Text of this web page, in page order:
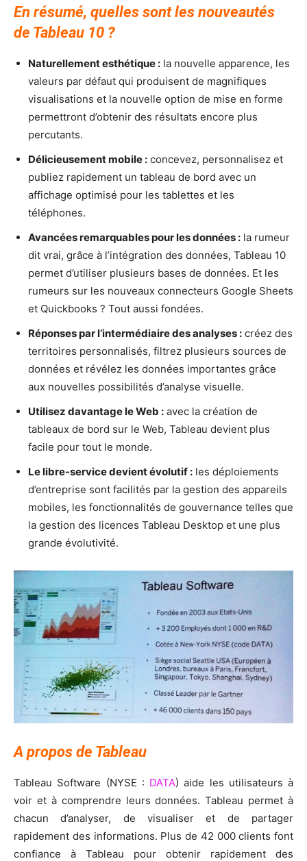
En résumé, quelles sont les nouveautés
de Tableau 10 ?
Naturellement esthétique : la nouvelle apparence, les
valeurs par défaut qui produisent de magnifiques
visualisations et la nouvelle option de mise en forme
permettront d’obtenir des résultats encore plus
percutants.
Délicieusement mobile : concevez, personnalisez et
publiez rapidement un tableau de bord avec un
affichage optimisé pour les tablettes et les
téléphones.
Avancées remarquables pour les données : la rumeur
dit vrai, grâce à l’intégration des données, Tableau 10
permet d’utiliser plusieurs bases de données. Et les
rumeurs sur les nouveaux connecteurs Google Sheets
et Quickbooks ? Tout aussi fondées.
Réponses par l’intermédiaire des analyses : créez des
territoires personnalisés, filtrez plusieurs sources de
données et révélez les données importantes grâce
aux nouvelles possibilités d’analyse visuelle.
Utilisez davantage le Web : avec la création de
tableaux de bord sur le Web, Tableau devient plus
facile pour tout le monde.
Le libre-service devient évolutif : les déploiements
d’entreprise sont facilités par la gestion des appareils
mobiles, les fonctionnalités de gouvernance telles que
la gestion des licences Tableau Desktop et une plus
grande évolutivité.
A propos de Tableau
Tableau Software (NYSE : DATA) aide les utilisateurs à
voir et à comprendre leurs données. Tableau permet à
chacun d’analyser, de visualiser et de partager
rapidement des informations. Plus de 42 000 clients font
confiance à Tableau pour obtenir rapidement des